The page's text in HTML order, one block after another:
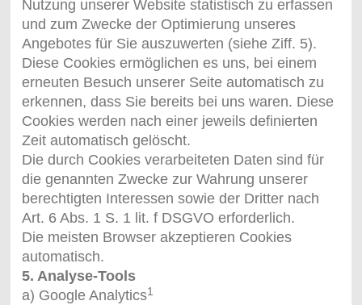
Nutzung unserer Website statistisch zu erfassen
und zum Zwecke der Optimierung unseres
Angebotes für Sie auszuwerten (siehe Ziff. 5).
Diese Cookies ermöglichen es uns, bei einem
erneuten Besuch unserer Seite automatisch zu
erkennen, dass Sie bereits bei uns waren. Diese
Cookies werden nach einer jeweils definierten
Zeit automatisch gelöscht.
Die durch Cookies verarbeiteten Daten sind für
die genannten Zwecke zur Wahrung unserer
berechtigten Interessen sowie der Dritter nach
Art. 6 Abs. 1 S. 1 lit. f DSGVO erforderlich.
Die meisten Browser akzeptieren Cookies
automatisch.
5. Analyse-Tools
a) Google Analytics1